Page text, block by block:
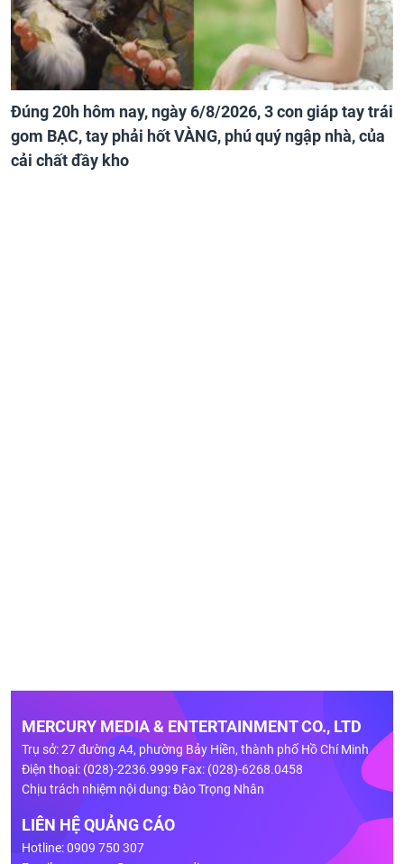
Đúng 20h hôm nay, ngày 6/8/2026, 3 con giáp tay trái
gom BẠC, tay phải hốt VÀNG, phú quý ngập nhà, của
cải chất đầy kho
MERCURY MEDIA & ENTERTAINMENT CO., LTD
Trụ sở: 27 đường A4, phường Bảy Hiền, thành phố Hồ Chí Minh
Điện thoại: (028)-2236.9999 Fax: (028)-6268.0458
Chịu trách nhiệm nội dung: Đào Trọng Nhân
LIÊN HỆ QUẢNG CÁO
Hotline: 0909 750 307